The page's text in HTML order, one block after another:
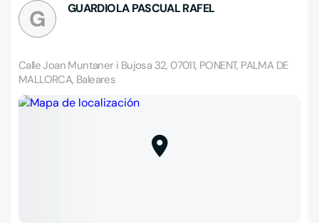
G GUARDIOLA PASCUAL RAFEL
Calle Joan Muntaner i Bujosa 32, 07011, PONENT, PALMA DE
MALLORCA, Baleares